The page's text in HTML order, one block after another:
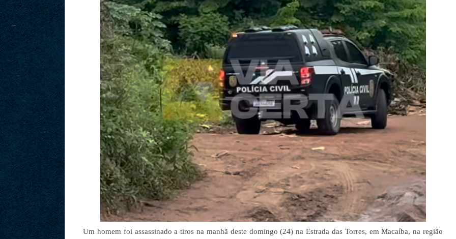
Um homem foi assassinado a tiros na manhã deste domingo (24) na Estrada das Torres, em Macaíba, na região